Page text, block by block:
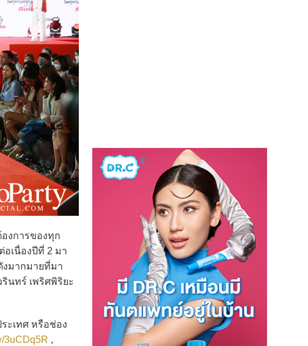
งการของทุก
เนื่องปีที่ 2 มา
งมากมายที่มา
นทร์ เพริศพิริยะ
เทศ หรือช่อง
3uCDq5R ,